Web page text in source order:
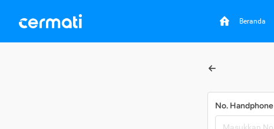
Beranda
No. Handphone